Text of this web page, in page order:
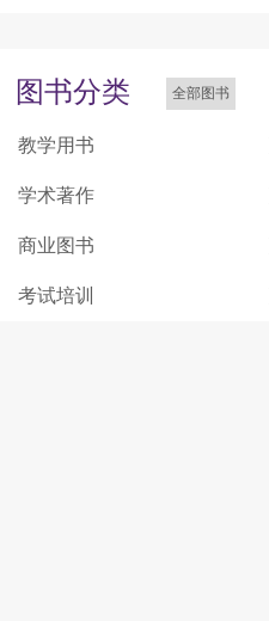
图书分类 全部图书
教学用书
学术著作
商业图书
考试培训